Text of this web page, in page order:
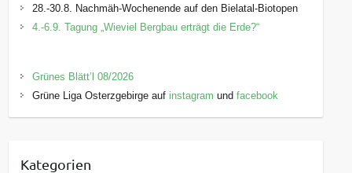
28.-30.8. Nachmäh-Wochenende auf den Bielatal-Biotopen
4.-6.9. Tagung „Wieviel Bergbau erträgt die Erde?“
Grünes Blätt’l 08/2026
Grüne Liga Osterzgebirge auf instagram undfacebook
Kategorien